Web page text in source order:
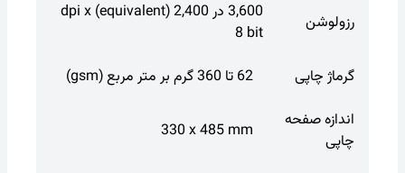
رزولوشن
3,600 در 2,400 (equivalent) dpi x
8 bit
گرماژ چاپی
62 تا 360 گرم بر متر مربع (gsm)
اندازه صفحه
چاپی
330 x 485 mm